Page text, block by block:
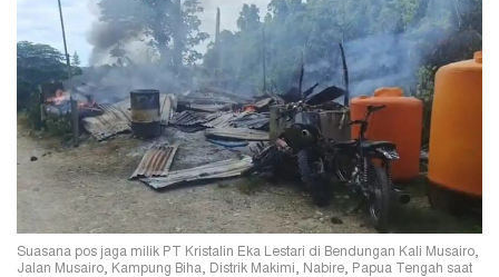
Suasana pos jaga milik PT Kristalin Eka Lestari di Bendungan Kali Musairo,
Jalan Musairo, Kampung Biha, Distrik Makimi, Nabire, Papua Tengah saat